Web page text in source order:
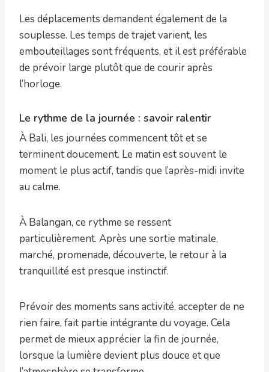
Les déplacements demandent également de la
souplesse. Les temps de trajet varient, les
embouteillages sont fréquents, et il est préférable
de prévoir large plutôt que de courir après
l’horloge.
Le rythme de la journée : savoir ralentir
À Bali, les journées commencent tôt et se
terminent doucement. Le matin est souvent le
moment le plus actif, tandis que l’après-midi invite
au calme.
À Balangan, ce rythme se ressent
particulièrement. Après une sortie matinale,
marché, promenade, découverte, le retour à la
tranquillité est presque instinctif.
Prévoir des moments sans activité, accepter de ne
rien faire, fait partie intégrante du voyage. Cela
permet de mieux apprécier la fin de journée,
lorsque la lumière devient plus douce et que